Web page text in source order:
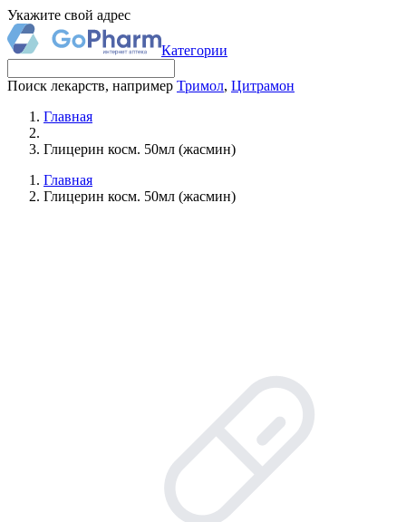
Укажите свой адрес
Категории
Поиск лекарств, например Тримол, Цитрамон
Главная
Глицерин косм. 50мл (жасмин)
Главная
Глицерин косм. 50мл (жасмин)